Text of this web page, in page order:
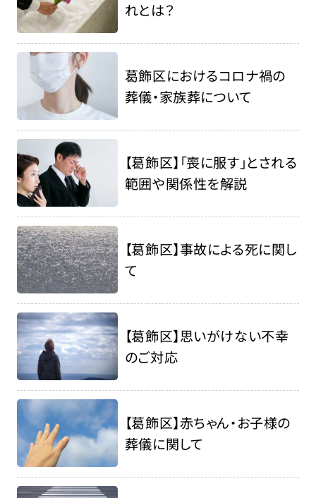
れとは？
葛飾区におけるコロナ禍の
葬儀・家族葬について
【葛飾区】「喪に服す」とされる
範囲や関係性を解説
【葛飾区】事故による死に関し
て
【葛飾区】思いがけない不幸
のご対応
【葛飾区】赤ちゃん・お子様の
葬儀に関して